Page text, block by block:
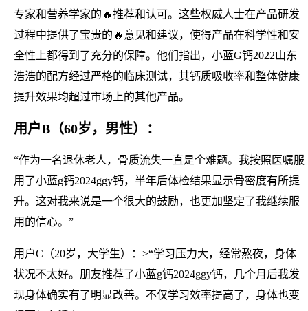
专家和营养学家的🔥推荐和认可。这些权威人士在产品研发
过程中提供了宝贵的🔥意见和建议，使得产品在科学性和安
全性上都得到了充分的保障。他们指出，小蓝G钙2022山东
浩浩的配方经过严格的临床测试，其钙质吸收率和整体健康
提升效果均超过市场上的其他产品。
用户B（60岁，男性）：
“作为一名退休老人，骨质流失一直是个难题。我按照医嘱服
用了小蓝g钙2024ggy钙，半年后体检结果显示骨密度有所提
升。这对我来说是一个很大的鼓励，也更加坚定了我继续服
用的信心。”
用户C（20岁，大学生）：>“学习压力大，经常熬夜，身体
状况不太好。朋友推荐了小蓝g钙2024ggy钙，几个月后我发
现身体确实有了明显改善。不仅学习效率提高了，身体也变